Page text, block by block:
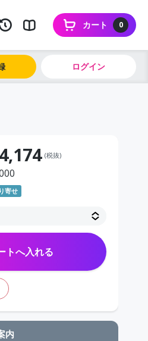
0
カート
ログイン
(税抜)
寄せ
トへ入れる
内